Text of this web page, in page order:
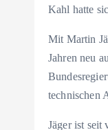
Kahl hatte
Mit Martin
Jahren neu
technischen
Jäger ist seit